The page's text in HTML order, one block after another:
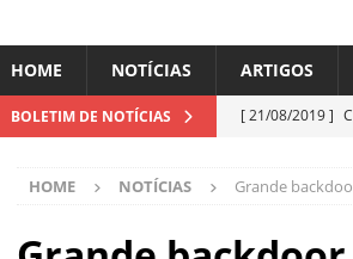
HOME NOTÍCIAS ARTIGOS
BOLETIM DE NOTÍCIAS [ 21/08/2019 ]
[ 06/08/2026 ]
industriais
HOME NOTÍCIAS Grande